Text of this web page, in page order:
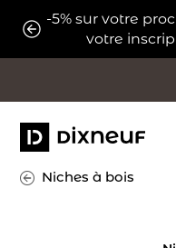
-5% sur votre
votre
Niches à bois